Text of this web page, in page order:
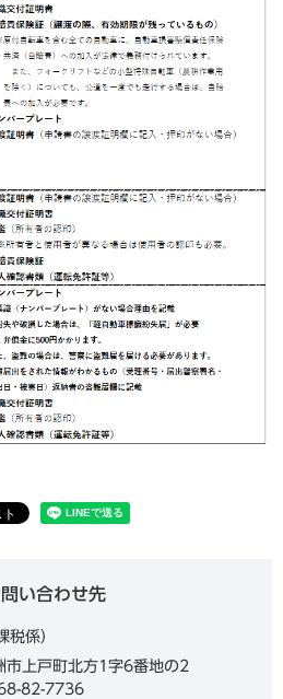
い合わせ先
税係
市上戸町北方1字6番地の2
82-7736